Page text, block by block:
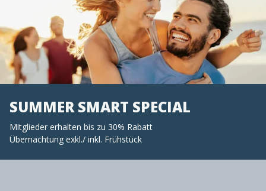
SUMMER SMART SPECIAL
Mitglieder erhalten bis zu 30% Rabatt
Übernachtung exkl./ inkl. Frühstück